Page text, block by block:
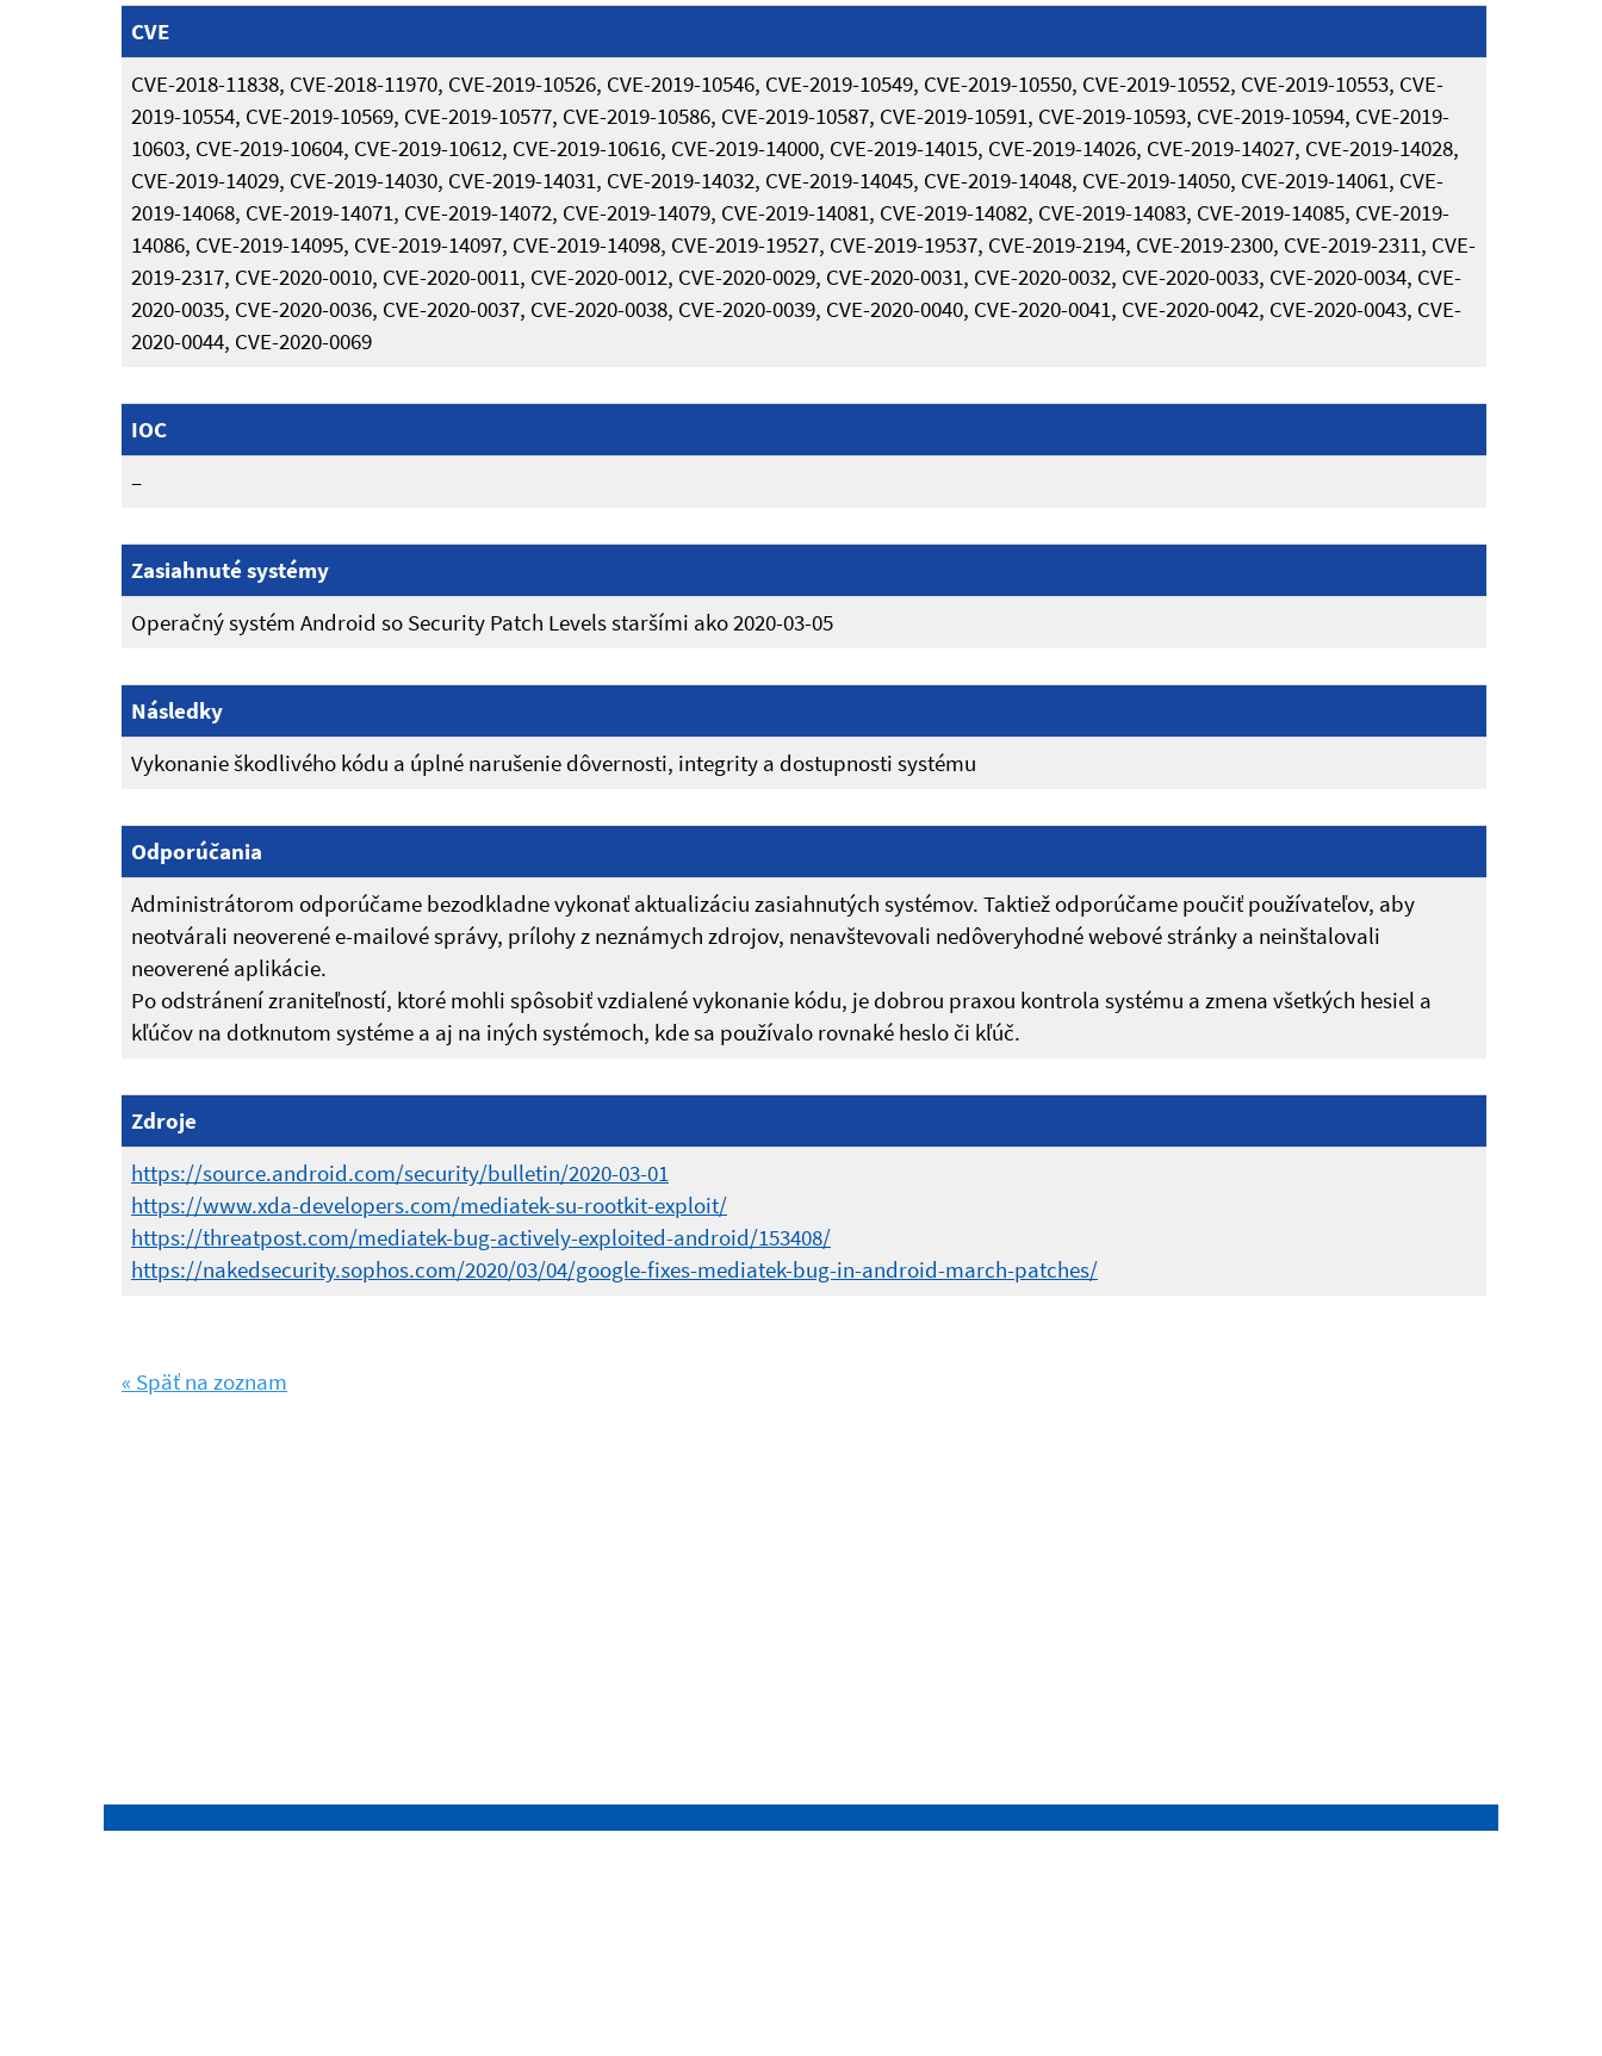
CVE
CVE-2018-11838, CVE-2018-11970, CVE-2019-10526, CVE-2019-10546, CVE-2019-10549, CVE-2019-10550, CVE-2019-10552, CVE-2019-10553, CVE-
2019-10554, CVE-2019-10569, CVE-2019-10577, CVE-2019-10586, CVE-2019-10587, CVE-2019-10591, CVE-2019-10593, CVE-2019-10594, CVE-2019-
10603, CVE-2019-10604, CVE-2019-10612, CVE-2019-10616, CVE-2019-14000, CVE-2019-14015, CVE-2019-14026, CVE-2019-14027, CVE-2019-14028,
CVE-2019-14029, CVE-2019-14030, CVE-2019-14031, CVE-2019-14032, CVE-2019-14045, CVE-2019-14048, CVE-2019-14050, CVE-2019-14061, CVE-
2019-14068, CVE-2019-14071, CVE-2019-14072, CVE-2019-14079, CVE-2019-14081, CVE-2019-14082, CVE-2019-14083, CVE-2019-14085, CVE-2019-
14086, CVE-2019-14095, CVE-2019-14097, CVE-2019-14098, CVE-2019-19527, CVE-2019-19537, CVE-2019-2194, CVE-2019-2300, CVE-2019-2311, CVE-
2019-2317, CVE-2020-0010, CVE-2020-0011, CVE-2020-0012, CVE-2020-0029, CVE-2020-0031, CVE-2020-0032, CVE-2020-0033, CVE-2020-0034, CVE-
2020-0035, CVE-2020-0036, CVE-2020-0037, CVE-2020-0038, CVE-2020-0039, CVE-2020-0040, CVE-2020-0041, CVE-2020-0042, CVE-2020-0043, CVE-
2020-0044, CVE-2020-0069
IOC
–
Zasiahnuté systémy
Operačný systém Android so Security Patch Levels staršími ako 2020-03-05
Následky
Vykonanie škodlivého kódu a úplné narušenie dôvernosti, integrity a dostupnosti systému
Odporúčania
Administrátorom odporúčame bezodkladne vykonať aktualizáciu zasiahnutých systémov. Taktiež odporúčame poučiť používateľov, aby
neotvárali neoverené e-mailové správy, prílohy z neznámych zdrojov, nenavštevovali nedôveryhodné webové stránky a neinštalovali
neoverené aplikácie.
Po odstránení zraniteľností, ktoré mohli spôsobiť vzdialené vykonanie kódu, je dobrou praxou kontrola systému a zmena všetkých hesiel a
kľúčov na dotknutom systéme a aj na iných systémoch, kde sa používalo rovnaké heslo či kľúč.
Zdroje
https://source.android.com/security/bulletin/2020-03-01
https://www.xda-developers.com/mediatek-su-rootkit-exploit/
https://threatpost.com/mediatek-bug-actively-exploited-android/153408/
https://nakedsecurity.sophos.com/2020/03/04/google-fixes-mediatek-bug-in-android-march-patches/
« Späť na zoznam